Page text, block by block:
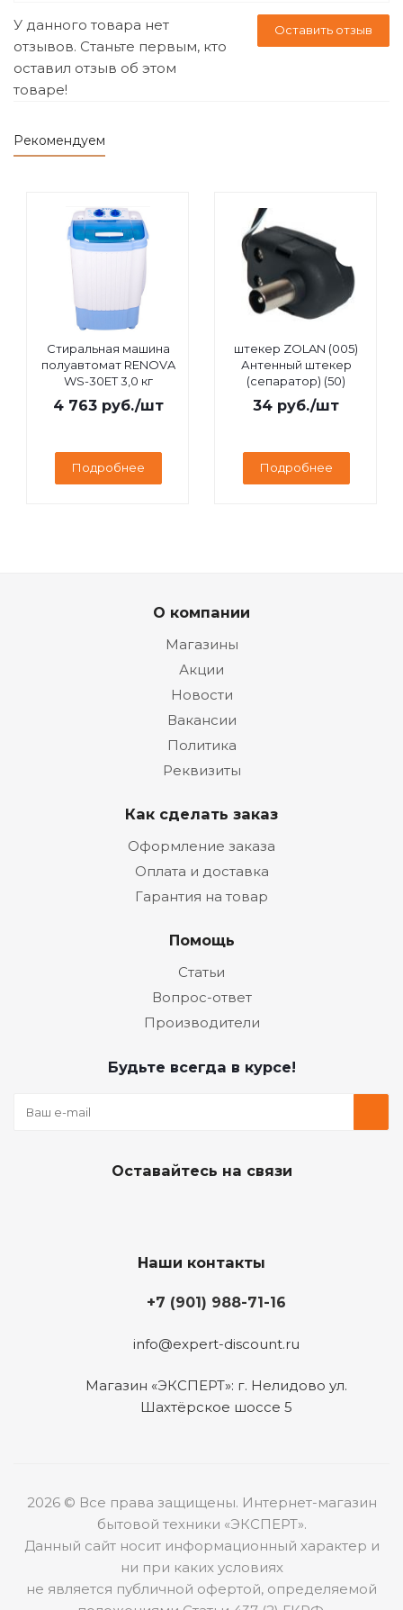
Оставить отзыв
У данного товара нет
отзывов. Станьте первым, кто
оставил отзыв об этом
товаре!
Рекомендуем
Стиральная машина
полуавтомат RENOVA
WS-30ET 3,0 кг
4 763руб./шт
Подробнее
штекер ZOLAN (005)
Антенный штекер
(сепаратор) (50)
34 руб./шт
Подробнее
О компании
Магазины
Акции
Новости
Вакансии
Политика
Реквизиты
Как сделать заказ
Оформление заказа
Оплата и доставка
Гарантия на товар
Помощь
Статьи
Вопрос-ответ
Производители
Будьте всегда в курсе!
Оставайтесь на связи
Наши контакты
+7 (901) 988-71-16
info@expert-discount.ru
Магазин «ЭКСПЕРТ»: г. Нелидово ул.
Шахтёрское шоссе 5
2026 © Все права защищены. Интернет-магазин
бытовой техники «ЭКСПЕРТ».
Данный сайт носит информационный характер и
ни при каких условиях
не является публичной офертой, определяемой